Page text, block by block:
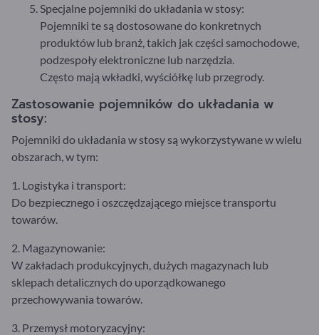
Specjalne pojemniki do układania w stosy:
Pojemniki te są dostosowane do konkretnych
produktów lub branż, takich jak części samochodowe,
podzespoły elektroniczne lub narzędzia.
Często mają wkładki, wyściółkę lub przegrody.
Zastosowanie pojemników do układania w
stosy:
Pojemniki do układania w stosy są wykorzystywane w wielu
obszarach, w tym:
1. Logistyka i transport:
Do bezpiecznego i oszczędzającego miejsce transportu
towarów.
2. Magazynowanie:
W zakładach produkcyjnych, dużych magazynach lub
sklepach detalicznych do uporządkowanego
przechowywania towarów.
3. Przemysł motoryzacyjny: